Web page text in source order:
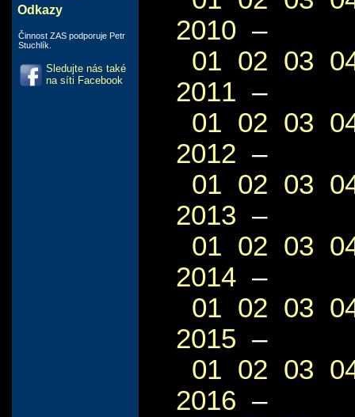
Odkazy
Činnost ZAS podporuje Petr
Stuchlík.
Sledujte nás také
na síti Facebook
2010 –
01 02 03
2011 –
01 02 03
2012 –
01 02 03
2013 –
01 02 03
2014 –
01 02 03
2015 –
01 02 03
2016 –